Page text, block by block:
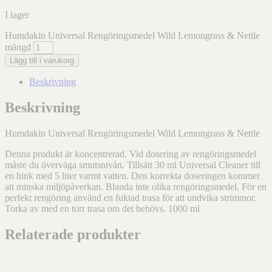
I lager
Humdakin Universal Rengöringsmedel Wild Lemongrass & Nettle
mängd
Lägg till i varukorg
Beskrivning
Beskrivning
Humdakin Universal Rengöringsmedel Wild Lemongrass & Nettle
Denna produkt är koncentrerad. Vid dosering av rengöringsmedel
måste du överväga smutsnivån. Tillsätt 30 ml Universal Cleaner till
en hink med 5 liter varmt vatten. Den korrekta doseringen kommer
att minska miljöpåverkan. Blanda inte olika rengöringsmedel. För en
perfekt rengöring använd en fuktad trasa för att undvika strimmor.
Torka av med en torr trasa om det behövs. 1000 ml
Relaterade produkter